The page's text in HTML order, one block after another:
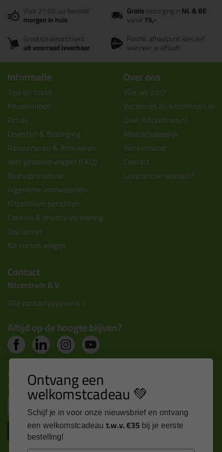
Voor 21:00 uur besteld
morgen in huis
Gratisbezorging inNL & BE
vanaf75,-
Grootste assortiment
uit voorraad leverbaar
PostNL afhaalpunt: kies zelf
wanneer je afhaalt
Informatie
Tips en tricks
Keuzehulpen
Acties
Levertijd & Bezorging
Retourneren & Annuleren
Veel gestelde vragen (FAQ)
Bestelprocedure
Algemene voorwaarden
Kitcentrum berichten
Cookies & privacy verklaring
Disclaimer
Kit cursus volgen
Over ons
Wie wij zijn?
Vacatures bij kitcentrum.nl
Over Kitcentrum.nl
Maatschappelijk
Winkelmand
Contact
Leverancier worden?
Contact
Kitcentrum B.V.
Alle contactgegevens >
Altijd op de hoogte blijven?
Nieuws, tips en exclusieve deals rechtstreeks in je
inbox
Inschrijven
Ontvang een
welkomstcadeau 💚
Schijf je in voor onze nieuwsbrief en ontvang
een welkomstcadeau t.w.v. €35 bij je eerste
bestelling!